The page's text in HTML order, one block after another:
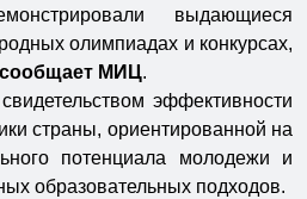
выдающиеся
олимпиадах и конкурсах,
сообщает МИЦ.
эффективности
страны, ориентированной на
потенциала молодежи и
образовательных подходов.